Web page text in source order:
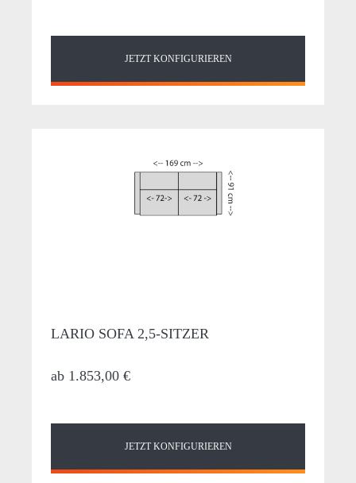
JETZT KONFIGURIEREN
LARIO SOFA 2,5-SITZER
ab 1.853,00 €
JETZT KONFIGURIEREN